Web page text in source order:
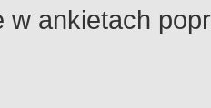
w ankietach